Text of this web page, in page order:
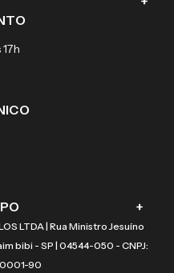
+
LTDA | Rua Ministro Jesuíno
bibi - SP | 04544-050 - CNPJ:
0001-90